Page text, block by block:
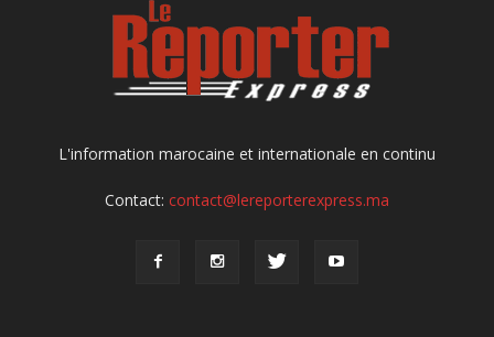
L'information marocaine et internationale en continu
Contact: contact@lereporterexpress.ma